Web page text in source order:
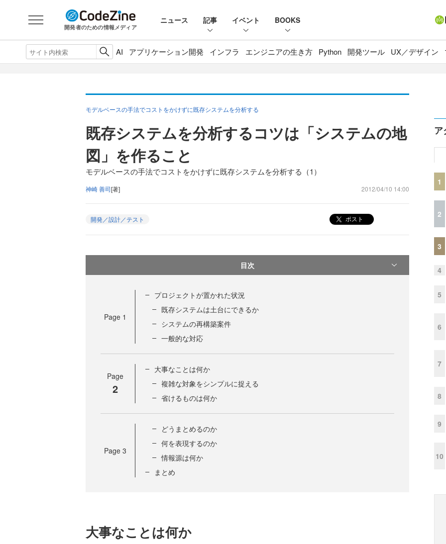
開発者のための情報メディア
ニュース 記事 イベント BOOKS
AI アプリケーション開発 インフラ エンジニアの生き方 Python 開発ツール UX／デザイン
モデルベースの手法でコストをかけずに既存システムを分析する
既存システムを分析するコツは「システムの地
図」を作ること
モデルベースの手法でコストをかけずに既存システムを分析する（1）
神崎 善司[著] 2012/04/10 14:00
開発／設計／テスト ポスト
目次
Page 1
プロジェクトが置かれた状況
既存システムは土台にできるか
システムの再構築案件
一般的な対応
Page
2
大事なことは何か
複雑な対象をシンプルに捉える
省けるものは何か
Page 3
どうまとめるのか
何を表現するのか
情報源は何か
まとめ
大事なことは何か
ア
1
2
3
4
5
6
7
8
9
10